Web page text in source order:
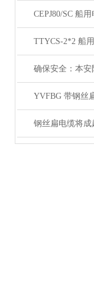
CEPJ80/SC 船
TTYCS-2*2 船
YVFBG 带钢丝